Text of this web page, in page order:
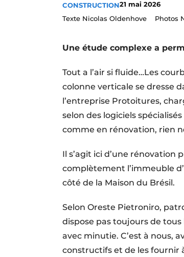
Termes et conditions
CONSTRUCTION21 mai 2026
Texte Nicolas Oldenhove Photos
Une étude complexe a
Tout a l’air si fluide…Les
colonne verticale se dresse
l’entreprise Protoitures,
selon des logiciels
comme en rénovation, rien
Il s’agit ici d’une rénovation
complètement l’immeuble
côté de la Maison du Brésil.
Selon Oreste Pietroniro,
dispose pas toujours de
avec minutie. C’est à nous,
constructifs et de les fournir